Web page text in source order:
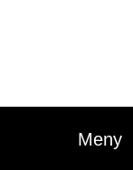
Meny